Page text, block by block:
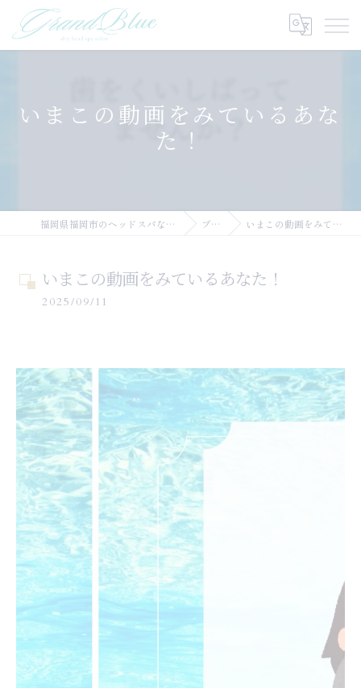
いまこの動画をみているあな
た！
福岡県福岡市のヘッドスパならGRANDBLUE ブログ いまこの動画をみているあなた！
いまこの動画をみているあなた！
2025/09/11